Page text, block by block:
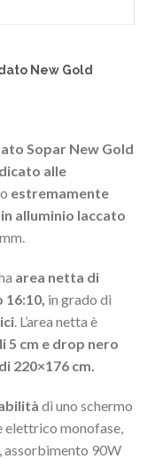
New Gold
Sopar New Gold
alle
estremamente
alluminio laccato
area netta di
in grado di
. L’area netta è
5 cm e drop nero
220×176 cm.
di uno schermo
monofase,
assorbimento 90W